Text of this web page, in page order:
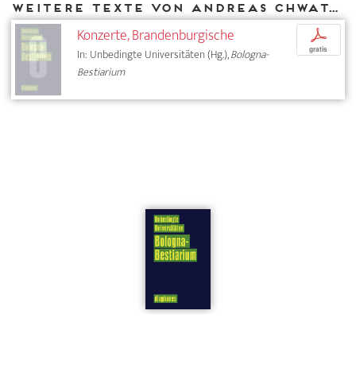
Weitere Texte von Andreas Chwatal bei DIAPHANES
Konzerte, Brandenburgische
In: Unbedingte Universitäten (Hg.),Bologna-
Bestiarium
p
gratis